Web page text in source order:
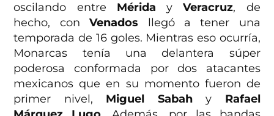
oscilando entre Mérida yVeracruz, de
hecho, conVenados llegó a tener una
temporada de 16 goles. Mientras eso ocurría,
Monarcas tenía una delantera súper
poderosa conformada por dos atacantes
mexicanos que en su momento fueron de
primer nivel, Miguel Sabahy Rafael